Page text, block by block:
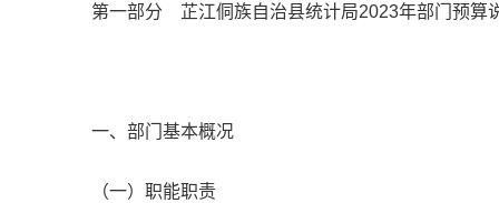
第一部分 芷江侗族自治县统计局2023年部门预算
一、部门基本概况
（一）职能职责